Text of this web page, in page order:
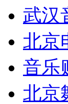
武汉
北京
音乐
北京